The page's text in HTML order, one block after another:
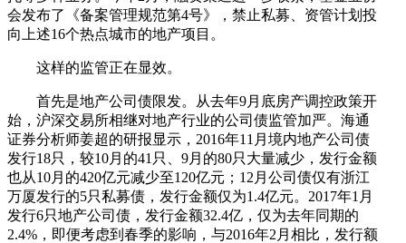
会发布了《备案管理规范第4号》，禁止私募、资管计划投
向上述16个热点城市的地产项目。
这样的监管正在显效。
首先是地产公司债限发。从去年9月底房产调控政策开
始，沪深交易所相继对地产行业的公司债监管加严。海通
证券分析师姜超的研报显示，2016年11月境内地产公司债
发行18只，较10月的41只、9月的80只大量减少，发行金额
也从10月的420亿元减少至120亿元；12月公司债仅有浙江
万厦发行的5只私募债，发行金额仅为1.4亿元。2017年1月
发行6只地产公司债，发行金额32.4亿，仅为去年同期的
2.4%，即便考虑到春季的影响，与2016年2月相比，发行额